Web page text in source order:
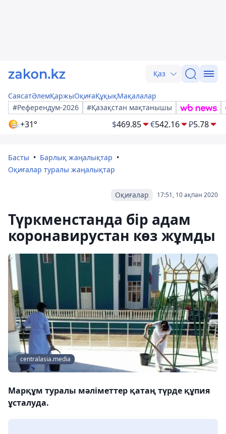
Қаз
СаясатӘлемҚаржыОқиғаҚұқықМақалалар
#Референдум-2026
#Қазақстан мақтанышы
+31° $469.85 €542.16 ₽5.78
Басты
Барлық жаңалықтар
Оқиғалар туралы жаңалықтар
17:51, 10 ақпан 2020
Оқиғалар
Түркменстанда бір адам
коронавирустан көз жұмды
centralasia.media
Марқұм туралы мәліметтер қатаң түрде құпия
ұсталуда.